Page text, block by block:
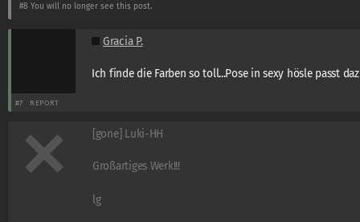
#8 You will no longer see this post.
Gracia P.
Ich finde die Farben so toll...Pose in sexy hösle passt
#7 REPORT
[gone] Luki-HH
Großartiges Werk!!!
lg